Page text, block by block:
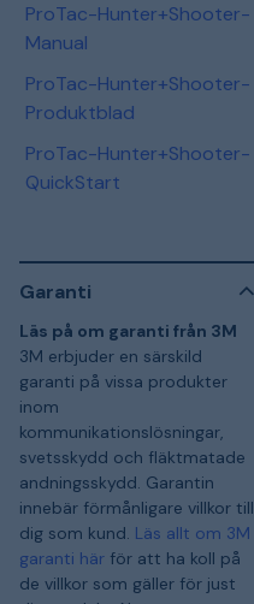
ProTac-Hunter+Shooter-
Manual
ProTac-Hunter+Shooter-
Produktblad
ProTac-Hunter+Shooter-
QuickStart
Garanti
Läs på om garanti från 3M
3M erbjuder en särskild
garanti på vissa produkter
inom
kommunikationslösningar,
svetsskydd och fläktmatade
andningsskydd. Garantin
innebär förmånligare villkor till
dig som kund. Läs allt om 3M
garanti här för att ha koll på
de villkor som gäller för just